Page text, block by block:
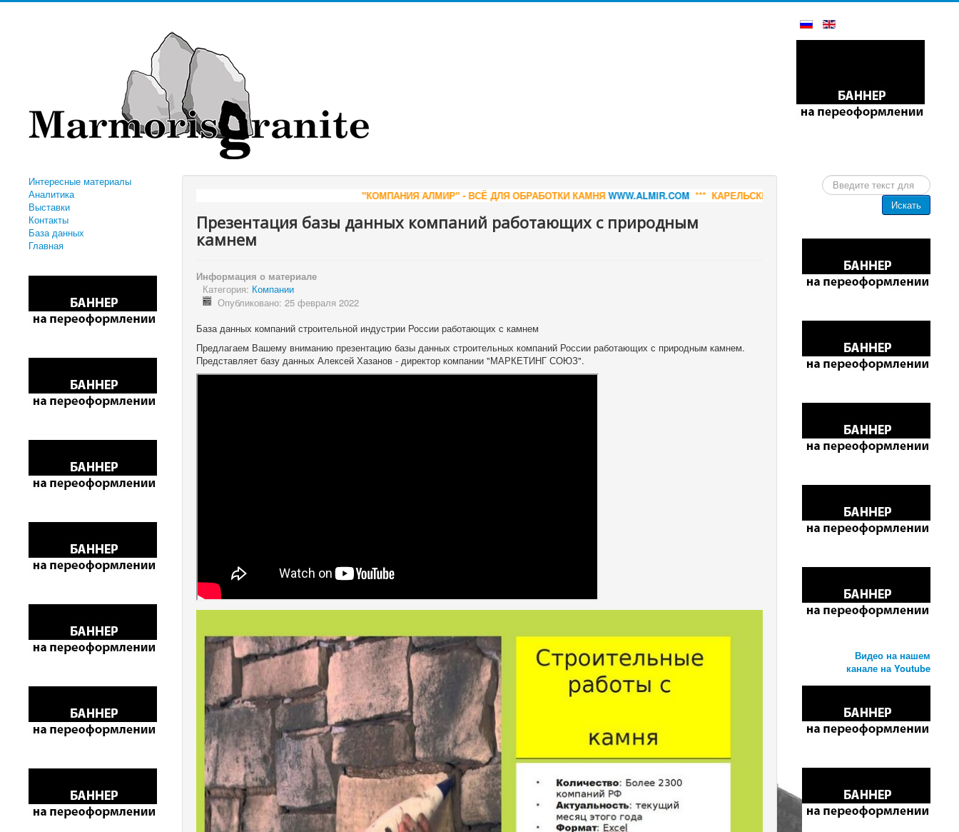
Интересные материалы
Аналитика
Выставки
Контакты
База данных
Главная
"КОМПАНИЯ АЛМИР" - ВСЁ ДЛЯ ОБРАБОТКИ КАМНЯWWW.ALMIR.COM*** КАРЕЛЬСКИЙ ГАББРО-ДИАБАЗ - СЛЭБЫ И РАСПИЛ,
Презентация базы данных компаний работающих с природным
камнем
Информация о материале
Категория: Компании
Опубликовано: 25 февраля 2022
База данных компаний строительной индустрии России работающих с камнем
Предлагаем Вашему вниманию презентацию базы данных строительных компаний России работающих с природным камнем.
Представляет базу данных Алексей Хазанов - директор компании "МАРКЕТИНГ СОЮЗ".
Искать...
Искать
Видео на нашем
канале на Youtube